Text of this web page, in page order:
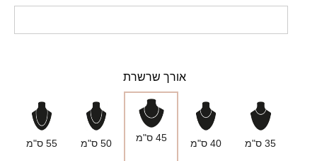
אורך שרשרת
35 ס"מ 40 ס"מ 45 ס"מ 50 ס"מ 55 ס"מ